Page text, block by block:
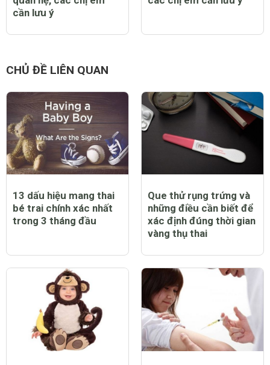
cần lưu ý
CHỦ ĐỀ LIÊN QUAN
13 dấu hiệu mang thai
bé trai chính xác nhất
trong 3 tháng đầu
Que thử rụng trứng và
những điều cần biết để
xác định đúng thời gian
vàng thụ thai